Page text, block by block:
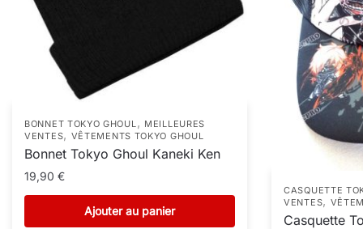
BONNET TOKYO GHOUL , MEILLEURES
VENTES, VÊTEMENTS TOKYO GHOUL
Bonnet Tokyo Ghoul Kaneki Ken
19,90 €
Ajouter au panier
CASQUETTE
VENTES,
Casquette